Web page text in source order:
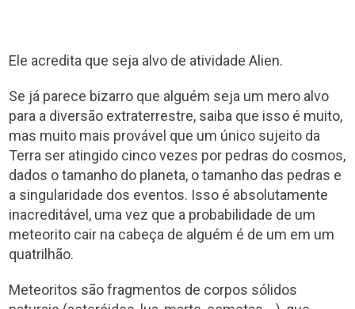
Ele acredita que seja alvo de atividade Alien.
Se já parece bizarro que alguém seja um mero alvo
para a diversão extraterrestre, saiba que isso é muito,
mas muito mais provável que um único sujeito da
Terra ser atingido cinco vezes por pedras do cosmos,
dados o tamanho do planeta, o tamanho das pedras e
a singularidade dos eventos. Isso é absolutamente
inacreditável, uma vez que a probabilidade de um
meteorito cair na cabeça de alguém é de um em um
quatrilhão.
Meteoritos são fragmentos de corpos sólidos